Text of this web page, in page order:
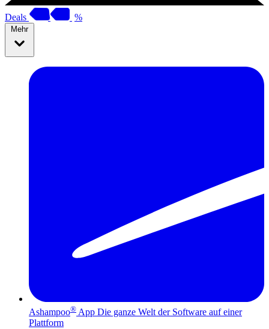
Deals %
Mehr
Ashampoo® App Die ganze Welt der Software auf einer
Plattform